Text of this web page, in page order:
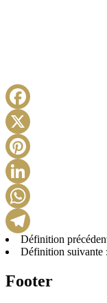
Définition
Définition suivante :
Footer